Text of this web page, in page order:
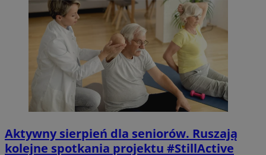
Aktywny sierpień dla seniorów. Ruszają
kolejne spotkania projektu #StillActive